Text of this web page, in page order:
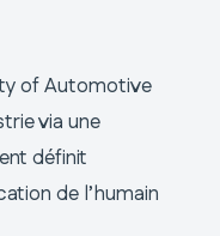
of Automotive
via une
définit
de l’humain